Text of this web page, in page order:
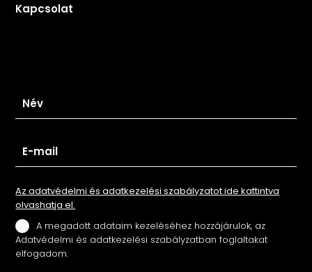
Kapcsolat
Az adatvédelmi és adatkezelési szabályzatot ide kattintva
olvashatja el.
A megadott adataim kezeléséhez hozzájárulok, az
Adatvédelmi és adatkezelési szabályzatban foglaltakat
elfogadom.